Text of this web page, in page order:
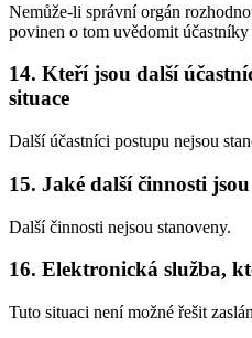
Nemůže-li správní orgán
povinen o tom uvědomit účastníky
14. Kteří jsou další
situace
Další účastníci postupu nejsou
15. Jaké další činnosti
Další činnosti nejsou stanoveny.
16. Elektronická služba,
Tuto situaci není možné řešit